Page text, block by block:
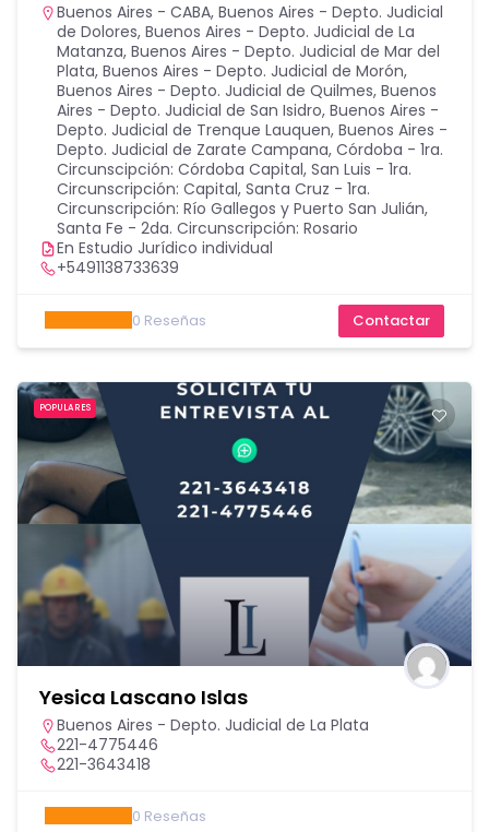
Buenos Aires - CABA, Buenos Aires - Depto. Judicial
de Dolores, Buenos Aires - Depto. Judicial de La
Matanza, Buenos Aires - Depto. Judicial de Mar del
Plata, Buenos Aires - Depto. Judicial de Morón,
Buenos Aires - Depto. Judicial de Quilmes, Buenos
Aires - Depto. Judicial de San Isidro, Buenos Aires -
Depto. Judicial de Trenque Lauquen, Buenos Aires -
Depto. Judicial de Zarate Campana, Córdoba - 1ra.
Circunscipción: Córdoba Capital, San Luis - 1ra.
Circunscripción: Capital, Santa Cruz - 1ra.
Circunscripción: Río Gallegos y Puerto San Julián,
Santa Fe - 2da. Circunscripción: Rosario
En Estudio Jurídico individual
+5491138733639
0 Reseñas Contactar
POPULARES
Yesica Lascano Islas
Buenos Aires - Depto. Judicial de La Plata
221-4775446
221-3643418
0 Reseñas